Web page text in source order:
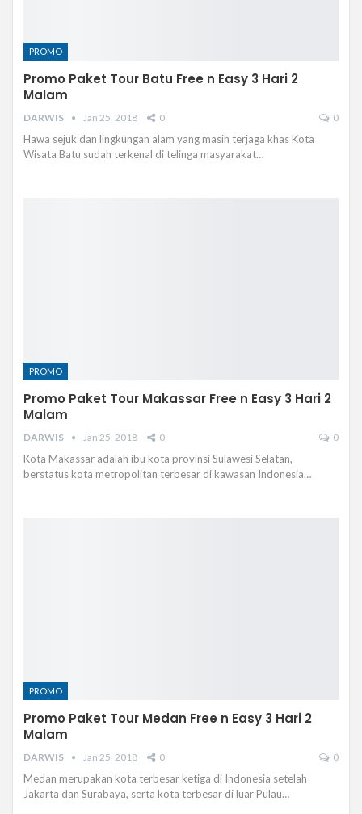
PROMO
Promo Paket Tour Batu Free n Easy 3 Hari 2
Malam
DARWIS Jan 25, 2018 0 0
Hawa sejuk dan lingkungan alam yang masih terjaga khas Kota
Wisata Batu sudah terkenal di telinga masyarakat…
PROMO
Promo Paket Tour Makassar Free n Easy 3 Hari 2
Malam
DARWIS Jan 25, 2018 0 0
Kota Makassar adalah ibu kota provinsi Sulawesi Selatan,
berstatus kota metropolitan terbesar di kawasan Indonesia…
PROMO
Promo Paket Tour Medan Free n Easy 3 Hari 2
Malam
DARWIS Jan 25, 2018 0 0
Medan merupakan kota terbesar ketiga di Indonesia setelah
Jakarta dan Surabaya, serta kota terbesar di luar Pulau…